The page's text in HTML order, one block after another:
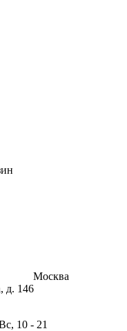
Москва
д. 146
10 - 21